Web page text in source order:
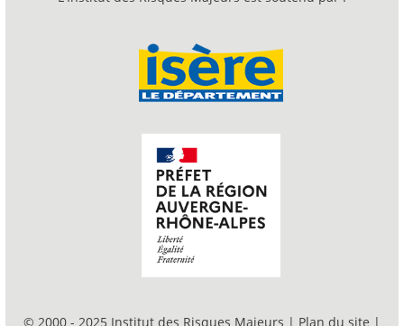
© 2000 - 2025 Institut des Risques Majeurs | Plan du site |